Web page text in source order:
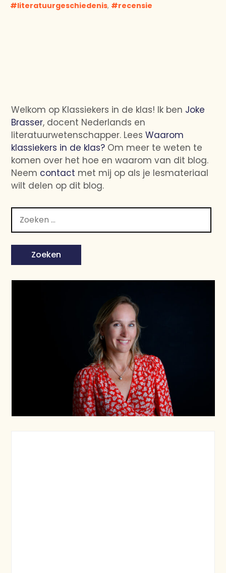
literatuurgeschiedenis, recensie
Welkom op Klassiekers in de klas! Ik ben Joke
Brasser, docent Nederlands en
literatuurwetenschapper. LeesWaarom
klassiekers in de klas? Om meer te weten te
komen over het hoe en waarom van dit blog.
Neem contact met mij op als je lesmateriaal
wilt delen op dit blog.
naar: